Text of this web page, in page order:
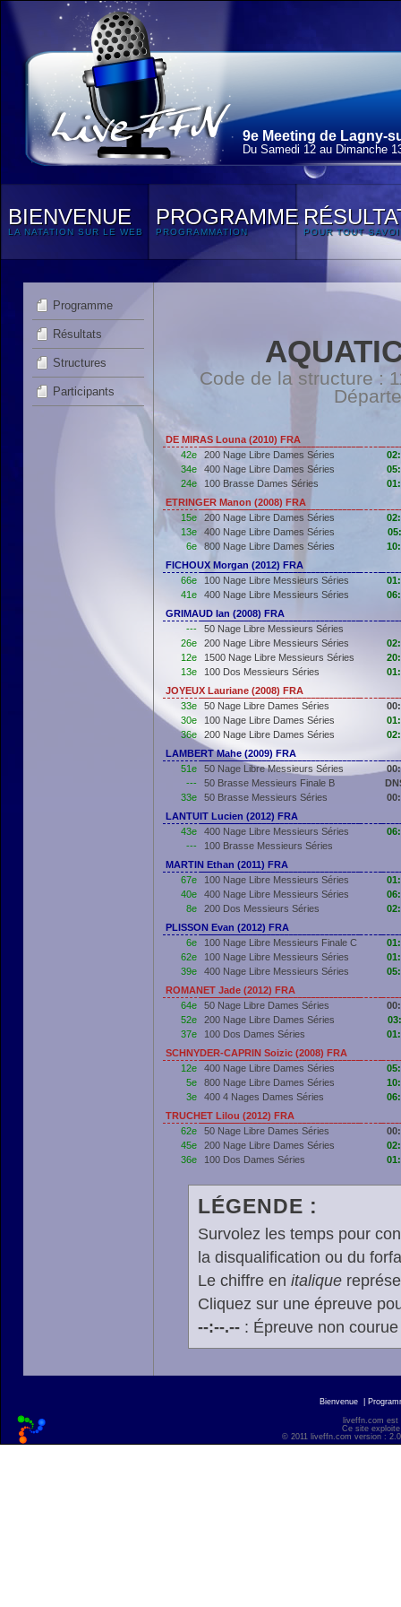
9e Meeting de Lagny-
Du Samedi 12 au Dimanche
BIENVENUE
LA NATATION SUR LE WEB
PROGRAMME
PROGRAMMATION POUR TOUT
Programme
Résultats
Structures
Participants
Code de la structure :
DE MIRAS Louna (2010) FRA
42e
200 Nage Libre Dames Séries
34e
400 Nage Libre Dames Séries
24e
100 Brasse Dames Séries
ETRINGER Manon (2008) FRA
15e
200 Nage Libre Dames Séries
13e
400 Nage Libre Dames Séries
6e
800 Nage Libre Dames Séries
FICHOUX Morgan (2012) FRA
66e
100 Nage Libre Messieurs Séries
41e
400 Nage Libre Messieurs Séries
GRIMAUD Ian (2008) FRA
---
50 Nage Libre Messieurs Séries
26e
200 Nage Libre Messieurs Séries
12e
1500 Nage Libre Messieurs Séries
13e
100 Dos Messieurs Séries
JOYEUX Lauriane (2008) FRA
33e
50 Nage Libre Dames Séries
30e
100 Nage Libre Dames Séries
36e
200 Nage Libre Dames Séries
LAMBERT Mahe (2009) FRA
51e
50 Nage Libre Messieurs Séries
---
50 Brasse Messieurs Finale B
33e
50 Brasse Messieurs Séries
LANTUIT Lucien (2012) FRA
43e
400 Nage Libre Messieurs Séries
---
100 Brasse Messieurs Séries
MARTIN Ethan (2011) FRA
67e
100 Nage Libre Messieurs Séries
40e
400 Nage Libre Messieurs Séries
8e
200 Dos Messieurs Séries
PLISSON Evan (2012) FRA
6e
100 Nage Libre Messieurs Finale C
62e
100 Nage Libre Messieurs Séries
39e
400 Nage Libre Messieurs Séries
ROMANET Jade (2012) FRA
64e
50 Nage Libre Dames Séries
52e
200 Nage Libre Dames Séries
37e
100 Dos Dames Séries
SCHNYDER-CAPRIN Soizic (2008) FRA
12e
400 Nage Libre Dames Séries
5e
800 Nage Libre Dames Séries
3e
400 4 Nages Dames Séries
TRUCHET Lilou (2012) FRA
62e
50 Nage Libre Dames Séries
45e
200 Nage Libre Dames Séries
36e
100 Dos Dames Séries
LÉGENDE :
Survolez les temps pour
la disqualification ou du
Le chiffre en italique
Cliquez sur une épreuve
--:--.--: Épreuve non
Bienvenue
liveffn.com est
Ce site
© 2011 liveffn.com version :